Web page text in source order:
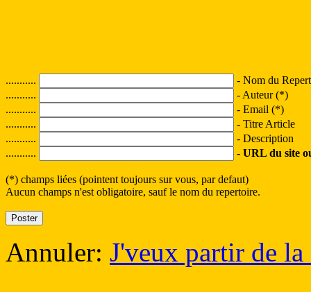
...........
- Nom du
...........
- Auteur (*)
...........
- Email (*)
...........
- Titre Article
...........
- Description
...........
- URL du site
(*) champs liées (pointent toujours sur vous, par defaut)
Aucun champs n'est obligatoire, sauf le nom du repertoire.
Annuler: J'veux partir de